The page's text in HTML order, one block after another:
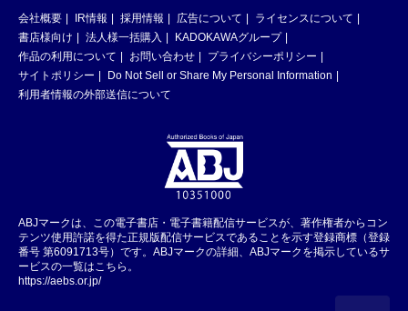
会社概要 IR情報 採用情報 広告について
ライセンスについて
書店様向け
法人様一括購入
KADOKAWAグループ
作品の利用について
お問い合わせ
プライバシーポリシー
サイトポリシー
Do Not Sell or Share My Personal Information
利用者情報の外部送信について
ABJマークは、この電子書店・電子書籍配信サービスが、著作権者からコン
テンツ使用許諾を得た正規版配信サービスであることを示す登録商標（登録
番号 第6091713号）です。ABJマークの詳細、ABJマークを掲示しているサ
ービスの一覧はこちら。
https://aebs.or.jp/